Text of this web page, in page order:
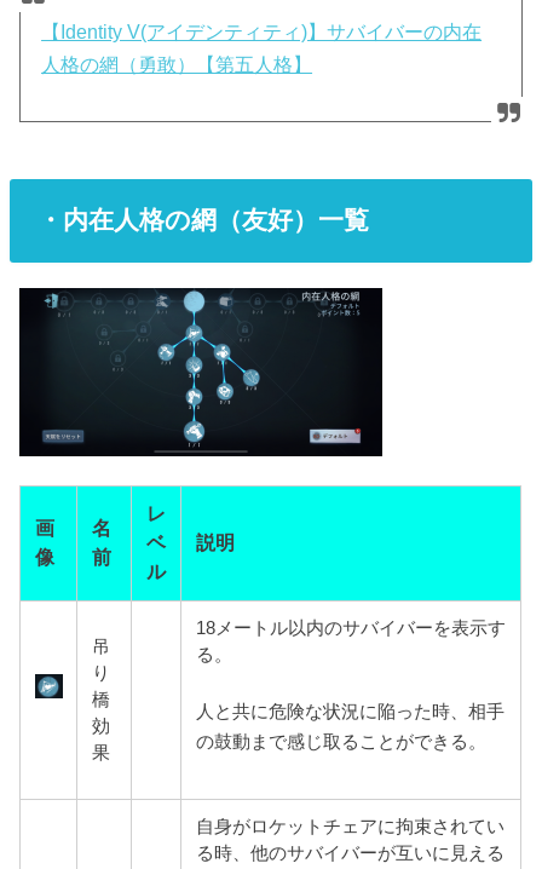
【Identity V(アイデンティティ)】サバイバーの内在
人格の網（勇敢）【第五人格】
・内在人格の網（友好）一覧
画
像
名
前
レ
ベ
ル
説明
吊
り
橋
効
果
18メートル以内のサバイバーを表示す
る。
人と共に危険な状況に陥った時、相手
の鼓動まで感じ取ることができる。
自身がロケットチェアに拘束されてい
る時、他のサバイバーが互いに見える